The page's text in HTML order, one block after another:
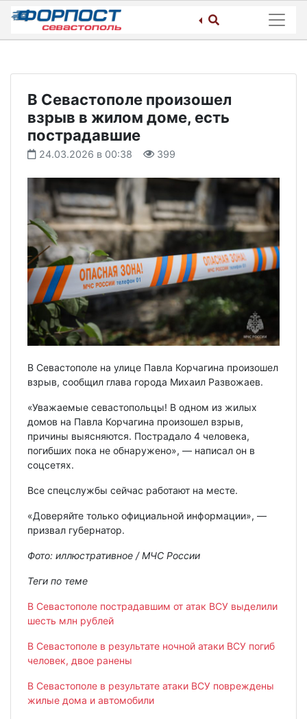
Skip
content
В Севастополе произошел
взрыв в жилом доме, есть
пострадавшие
24.03.2026 в 00:38 399
В Севастополе на улице Павла Корчагина произошел
взрыв, сообщил глава города Михаил Развожаев.
«Уважаемые севастопольцы! В одном из жилых
домов на Павла Корчагина произошел взрыв,
причины выясняются. Пострадало 4 человека,
погибших пока не обнаружено», — написал он в
соцсетях.
Все спецслужбы сейчас работают на месте.
«Доверяйте только официальной информации», —
призвал губернатор.
Фото: иллюстративное / МЧС России
Теги по теме
В Севастополе пострадавшим от атак ВСУ выделили
шесть млн рублей
В Севастополе в результате ночной атаки ВСУ погиб
человек, двое ранены
В Севастополе в результате атаки ВСУ повреждены
жилые дома и автомобили